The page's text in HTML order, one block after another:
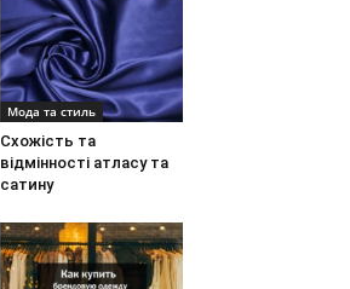
Мода та стиль
Схожість та
відмінності атласу та
сатину